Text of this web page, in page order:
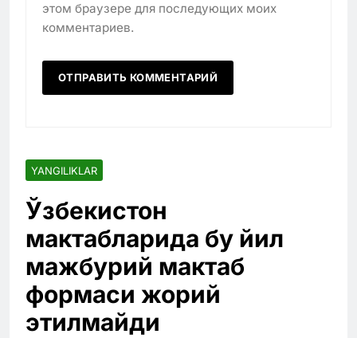
этом браузере для последующих моих
комментариев.
YANGILIKLAR
Ўзбекистон
мактабларида бу йил
мажбурий мактаб
формаси жорий
этилмайди